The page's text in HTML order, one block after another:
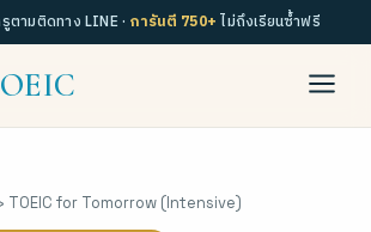
ตามติดทาง LINE · การันตี 750+ ไม่ถึงเรียนซ้ำฟรี
TOEIC for Tomorrow (Intensive)